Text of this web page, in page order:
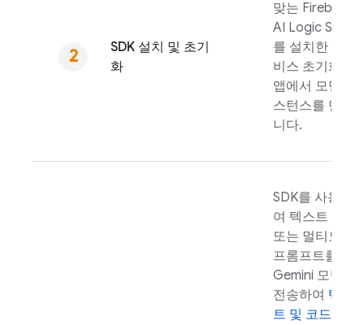
SDK 설치 및 초기
화
맞는 Firebase
AI Logic SDK
를 설치한 후 서
비스 초기화 및
앱에서 모델 인
스턴스를 만듭
니다.
SDK를 사용하
여 텍스트 전용
또는 멀티모달
프롬프트를
Gemini 모델에
전송하여 텍스
트 및 코드